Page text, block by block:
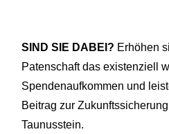
SIND SIE DABEI? Erhöhen
Patenschaft das existenziell
Spendenaufkommen und
Beitrag zur
Taunusstein.